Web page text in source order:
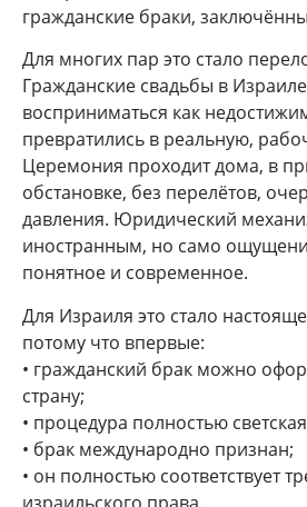
гражданские браки,
Для многих пар это стало
Гражданские свадьбы в
восприниматься как
превратились в реальную,
Церемония проходит дома, в
обстановке, без перелётов,
давления. Юридический
иностранным, но само
понятное и современное.
Для Израиля это стало
потому что впервые:
• гражданский брак можно
страну;
• процедура полностью
• брак международно признан;
• он полностью соответствует